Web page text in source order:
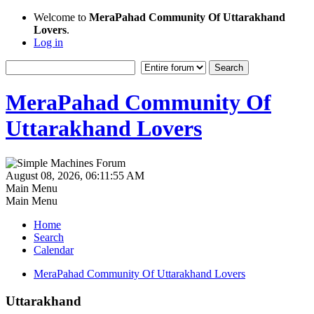
Welcome to MeraPahad Community Of Uttarakhand
Lovers.
Log in
MeraPahad Community Of
Uttarakhand Lovers
August 08, 2026, 06:11:55 AM
Main Menu
Main Menu
Home
Search
Calendar
MeraPahad Community Of Uttarakhand Lovers
Uttarakhand